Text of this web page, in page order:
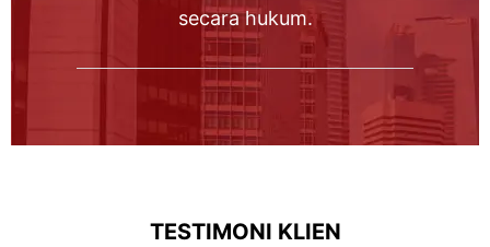
secara hukum.
TESTIMONI KLIEN